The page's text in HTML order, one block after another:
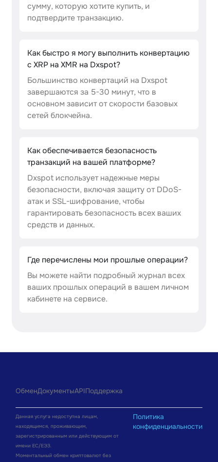
сумму, которую хотите купить, и
подтвердите транзакцию.
Как быстро я могу выполнить конвертацию
с XRP на XMR на Dxspot?
Большинство конвертаций на Dxspot
завершаются за 5-30 минут, что в
основном зависит от скорости базовых
сетей блокчейна.
Как обеспечивается безопасность
транзакций на вашей платформе?
Dxspot использует надежные меры
безопасности, включая защиту от DDoS-
атак и SSL-шифрование, чтобы
гарантировать безопасность всех ваших
средств и данных.
Где перечислены мои прошлые операции?
Вы можете найти подробный журнал всех
ваших прошлых операций в вашем личном
кабинете на сервисе.
ОбменДокументыAPIПоддержка
Данная услуга недоступна лицам,
находящимся, проживающим,
зарегистрированным или действующим от
имени ЕС/ЕЭЗ.
Моментальный обмен криптовалют без
Политика
конфиденциальности